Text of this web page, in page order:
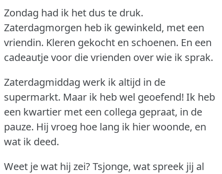
Zondag had ik het dus te druk.
Zaterdagmorgen heb ik gewinkeld, met een
vriendin. Kleren gekocht en schoenen. En een
cadeautje voor die vrienden over wie ik sprak.
Zaterdagmiddag werk ik altijd in de
supermarkt. Maar ik heb wel geoefend! Ik heb
een kwartier met een collega gepraat, in de
pauze. Hij vroeg hoe lang ik hier woonde, en
wat ik deed.
Weet je wat hij zei?Tsjonge, wat spreek jij al